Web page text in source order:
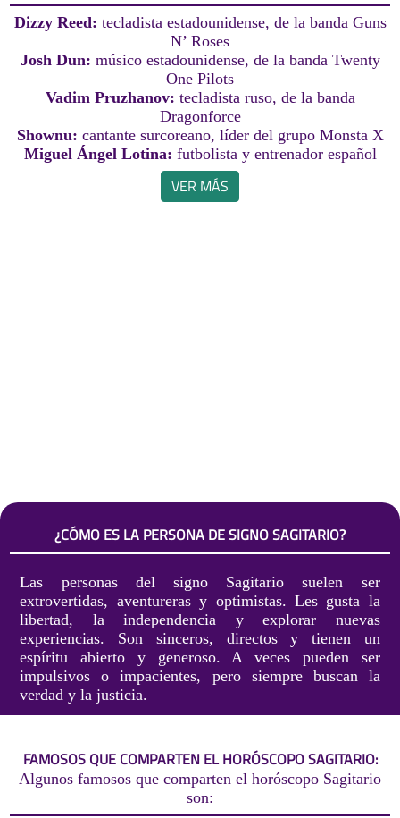
Dizzy Reed: tecladista estadounidense, de la banda Guns
N’ Roses
Josh Dun: músico estadounidense, de la banda Twenty
One Pilots
Vadim Pruzhanov: tecladista ruso, de la banda
Dragonforce
Shownu: cantante surcoreano, líder del grupo Monsta X
Miguel Ángel Lotina: futbolista y entrenador español
VER MÁS
¿CÓMO ES LA PERSONA DE SIGNO SAGITARIO?
Las personas del signo Sagitario suelen ser
extrovertidas, aventureras y optimistas. Les gusta la
libertad, la independencia y explorar nuevas
experiencias. Son sinceros, directos y tienen un
espíritu abierto y generoso. A veces pueden ser
impulsivos o impacientes, pero siempre buscan la
verdad y la justicia.
FAMOSOS QUE COMPARTEN EL HORÓSCOPO SAGITARIO:
Algunos famosos que comparten el horóscopo Sagitario
son: